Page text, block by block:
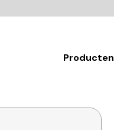
Producten